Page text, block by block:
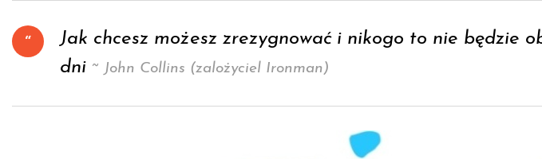
Jak chcesz możesz zrezygnować i nikogo to nie będzie
dni ~ John Collins (zalożyciel Ironman)